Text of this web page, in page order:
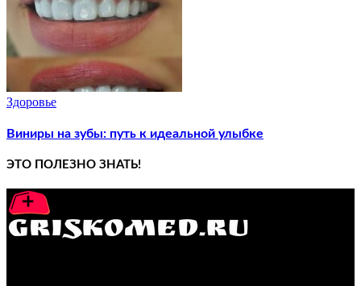
Здоровье
Виниры на зубы: путь к идеальной улыбке
ЭТО ПОЛЕЗНО ЗНАТЬ!